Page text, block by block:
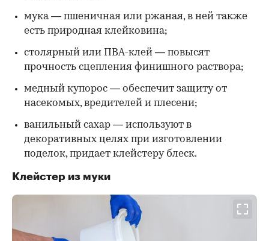
мука — пшеничная или ржаная, в ней также
есть природная клейковина;
столярный или ПВА-клей — повысят
прочность сцепления финишного раствора;
медный купорос — обеспечит защиту от
насекомых, вредителей и плесени;
ванильный сахар — используют в
декоративных целях при изготовлении
поделок, придает клейстеру блеск.
Клейстер из муки